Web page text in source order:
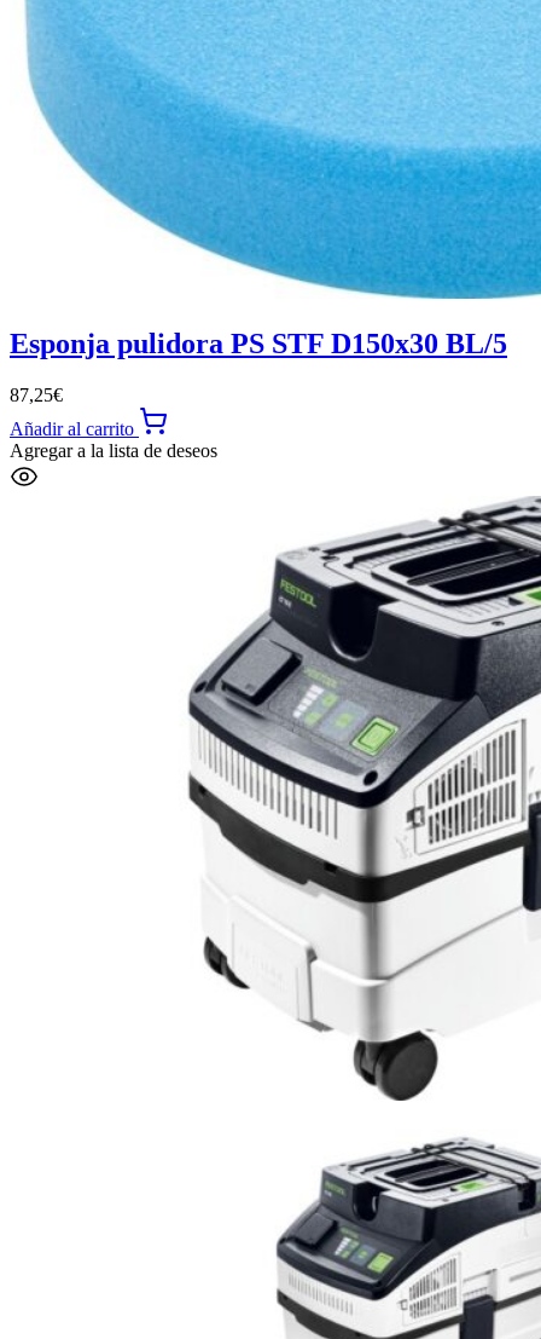
Esponja pulidora PS STF D150x30 BL/5
87,25€
Añadir al carrito
Agregar a la lista de deseos